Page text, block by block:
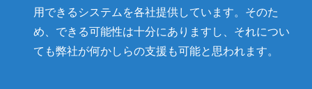
用できるシステムを各社提供しています。そのた
め、できる可能性は十分にありますし、それについ
ても弊社が何かしらの支援も可能と思われます。